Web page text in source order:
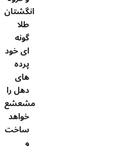
انگشتان
طلا
گونه
ای خود
پرده
های
دهل را
مشعشع
خواهد
ساخت